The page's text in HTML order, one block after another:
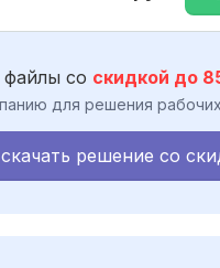
со скидкой до
для решения
решение со